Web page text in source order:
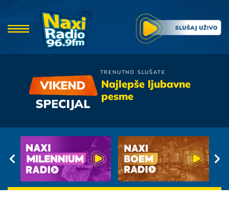
TRENUTNO SLUŠATE
Najlepše ljubavne
pesme
Petar Graso
Kada Krenu Vlakovi